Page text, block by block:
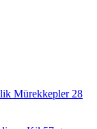
Mürekkepler 28